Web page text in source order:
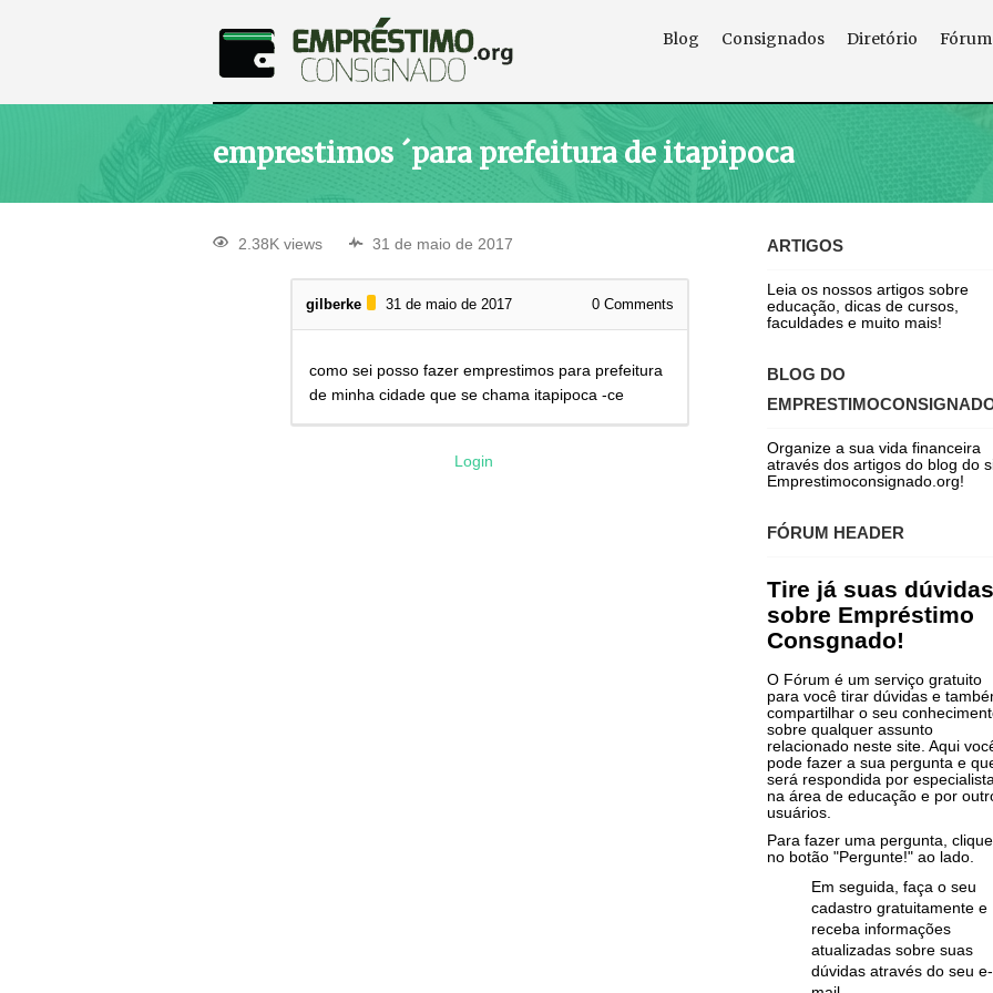
Blog Consignados Diretório Fórum
emprestimos ´para prefeitura de itapipoca
2.38K views 31 de maio de 2017
gilberke 31 de maio de 2017 0 Comments
como sei posso fazer emprestimos para prefeitura
de minha cidade que se chama itapipoca -ce
Login
ARTIGOS
Leia os nossos artigos sobre
educação, dicas de cursos,
faculdades e muito mais!
BLOG DO
Organize a sua vida financeira
através dos artigos do blog do
Emprestimoconsignado.org!
FÓRUM HEADER
Tire já suas dúvidas
sobre Empréstimo
Consgnado!
O Fórum é um serviço gratuito
para você tirar dúvidas e
compartilhar o seu
sobre qualquer assunto
relacionado neste site. Aqui
pode fazer a sua pergunta e
será respondida por
na área de educação e por
usuários.
Para fazer uma pergunta, clique
no botão "Pergunte!" ao lado.
Em seguida, faça o seu
cadastro gratuitamente e
receba informações
atualizadas sobre suas
dúvidas através do seu e-